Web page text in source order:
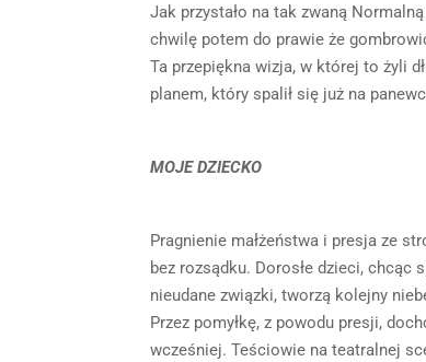
Jak przystało na tak zwaną
chwilę potem do prawie że
Ta przepiękna wizja, w której to żyli
planem, który spalił się już na
MOJE DZIECKO
Pragnienie małżeństwa i presja ze
bez rozsądku. Dorosłe dzieci, chcąc
nieudane związki, tworzą kolejny
Przez pomyłkę, z powodu presji,
wcześniej. Teściowie na teatralnej